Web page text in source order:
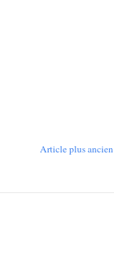
Article plus ancien